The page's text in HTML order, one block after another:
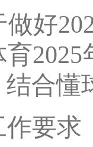
做好
合懂
作要求